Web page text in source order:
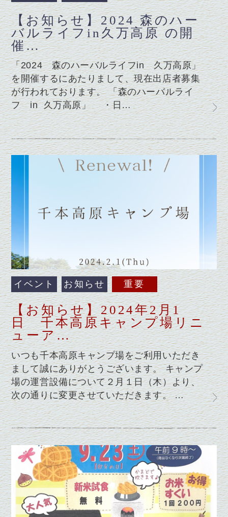
【お知らせ】2024 森のハー
バルライフin久万高原 の開
催…
「2024 森のハーバルライフin 久万高原」
を開催するにあたりまして、現在出店者募集
が行われております。 「森のハーバルライ
フ in 久万高原」 ・日…
イベント お知らせ 重要
【お知らせ】2024年2月1
日 千本高原キャンプ場リニ
ューア…
いつも千本高原キャンプ場をご利用いただき
まして誠にありがとうございます。 キャンプ
場の運営設備について２月１日（木）より、
次の通りに変更させていただきます。 …